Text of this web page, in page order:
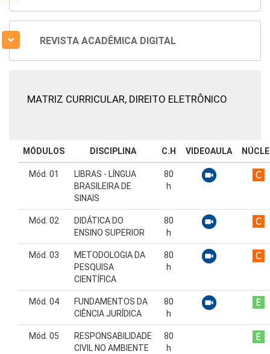
REVISTA ACADÊMICA DIGITAL
MATRIZ CURRICULAR, DIREITO ELETRÔNICO
MÓDULOS DISCIPLINA C.H VIDEOAULA
Mód. 01
LIBRAS - LÍNGUA
BRASILEIRA DE
SINAIS
80
h
Mód. 02
DIDÁTICA DO
ENSINO SUPERIOR
80
h
Mód. 03
METODOLOGIA DA
PESQUISA
CIENTÍFICA
80
h
Mód. 04
FUNDAMENTOS DA
CIÊNCIA JURÍDICA
80
h
Mód. 05
RESPONSABILIDADE
CIVIL NO AMBIENTE
80
h